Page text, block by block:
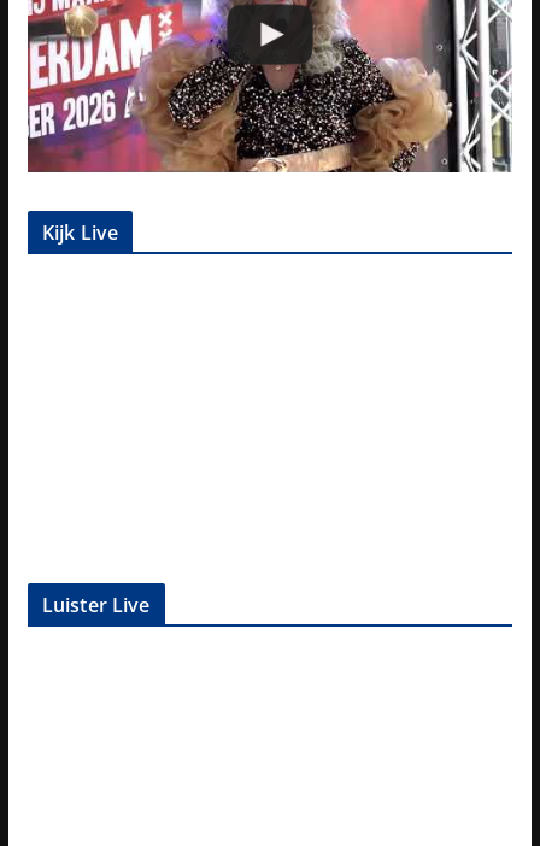
Kijk Live
Luister Live